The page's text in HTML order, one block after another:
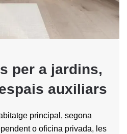
per a jardins,
auxiliars
principal, segona
o oficina privada, les